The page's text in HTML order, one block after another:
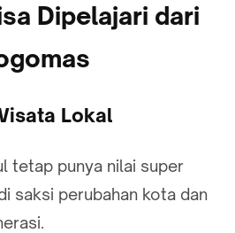
Dipelajari dari
Lokal
tetap punya nilai super
saksi perubahan kota dan